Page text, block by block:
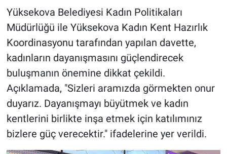
Yüksekova Belediyesi Kadın Politikaları
Müdürlüğü ile Yüksekova Kadın Kent Hazırlık
Koordinasyonu tarafından yapılan davette,
kadınların dayanışmasını güçlendirecek
buluşmanın önemine dikkat çekildi.
Açıklamada, "Sizleri aramızda görmekten onur
duyarız. Dayanışmayı büyütmek ve kadın
kentlerini birlikte inşa etmek için katılımınız
bizlere güç verecektir." ifadelerine yer verildi.